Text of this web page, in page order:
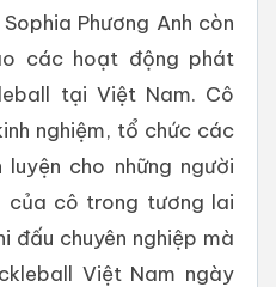
Phương Anh còn
các hoạt động phát
tại Việt Nam. Cô
nghiệm, tổ chức các
cho những người
của cô trong tương lai
đấu chuyên nghiệp mà
Việt Nam ngày